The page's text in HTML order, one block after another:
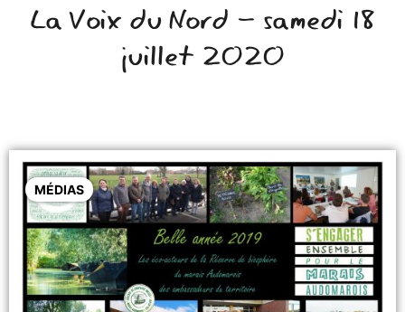
La Voix du Nord - samedi 18
juillet 2020
MÉDIAS